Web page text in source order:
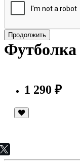
Продолжить
1 290 ₽